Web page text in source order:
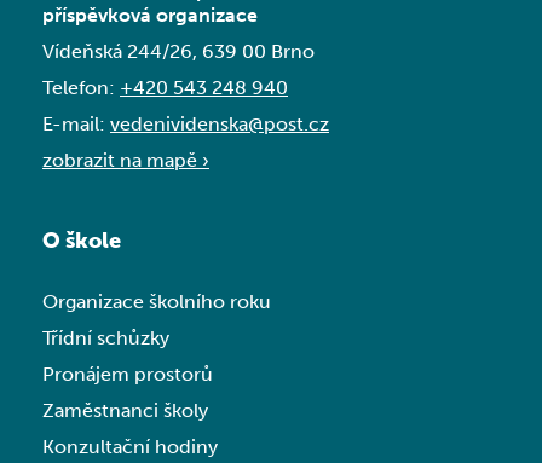
příspěvková organizace
Vídeňská 244/26, 639 00 Brno
Telefon: +420 543 248 940
E-mail: vedenividenska@post.cz
zobrazit na mapě ›
O škole
Organizace školního roku
Třídní schůzky
Pronájem prostorů
Zaměstnanci školy
Konzultační hodiny